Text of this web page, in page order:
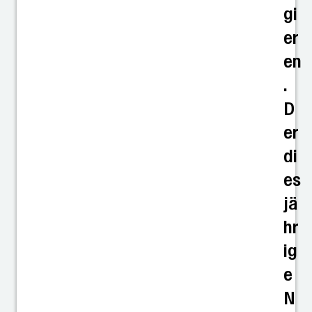
gi
er
en
.
D
er
di
es
jä
hr
ig
e
N